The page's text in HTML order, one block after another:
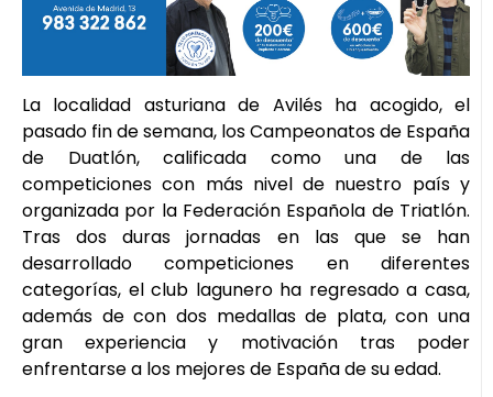
La localidad asturiana de Avilés ha acogido, el
pasado fin de semana, los Campeonatos de España
de Duatlón, calificada como una de las
competiciones con más nivel de nuestro país y
organizada por la Federación Española de Triatlón.
Tras dos duras jornadas en las que se han
desarrollado competiciones en diferentes
categorías, el club lagunero ha regresado a casa,
además de con dos medallas de plata, con una
gran experiencia y motivación tras poder
enfrentarse a los mejores de España de su edad.